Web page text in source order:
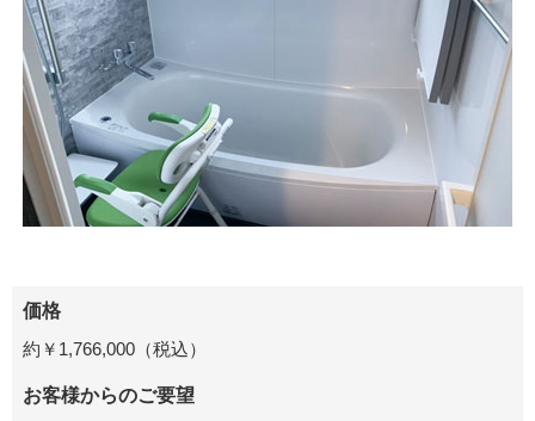
価格
約￥1,766,000（税込）
お客様からのご要望